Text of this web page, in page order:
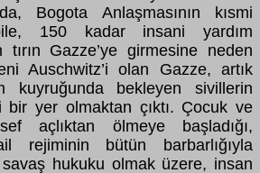
Bogota Anlaşmasının kısmi
150 kadar insani yardım
tırın Gazze’ye girmesine neden
Auschwitz’i olan Gazze, artık
kuyruğunda bekleyen sivillerin
bir yer olmaktan çıktı. Çocuk ve
açlıktan ölmeye başladığı,
rejiminin bütün barbarlığıyla
hukuku olmak üzere, insan